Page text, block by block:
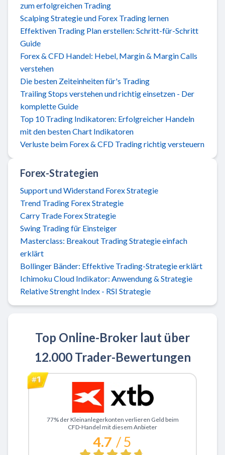
zum erfolgreichen Trading
Scalping Strategie und Forex Trading lernen
Effektiven Trading Plan erstellen: Schritt-für-Schritt
Guide
Forex & CFD Handel: Hebel, Margin & Margin Calls
verstehen
Die besten Zeiteinheiten für's Trading
Trailing Stops verstehen und richtig einsetzen - Der
komplette Guide
Top 10 Trading Indikatoren: Erfolgreicher Handeln
mit den besten Chart Indikatoren
Verluste beim Forex & CFD Trading richtig versteuern
Forex-Strategien
Support und Widerstand Forex Strategie
Trend Trading Forex Strategie
Carry Trade Forex Strategie
Swing Trading für Einsteiger
Masterclass: Breakout Trading Strategie einfach
erklärt
Bollinger Bänder: Effektive Trading-Strategie erklärt
Ichimoku Cloud Indikator: Anwendung & Strategie
Relative Strenght Index - RSI Strategie
Top Online-Broker laut über
12.000 Trader-Bewertungen
Zu XTB
77% der Kleinanlegerkonten verlieren Geld beim
CFD-Handel mit diesem Anbieter
4.7 / 5